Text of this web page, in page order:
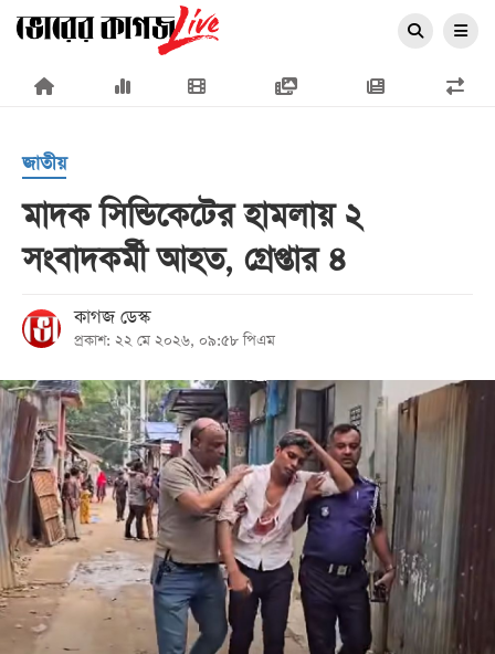
×
প্রচ্ছদ
জাতীয়
রাজনীতি
অর্থনীতি
আন্তর্জাতিক
সারাদেশ
খেলা
বিনোদন
লাইফ
স্টাইল
জাতীয়
মাদক সিন্ডিকেটের হামলায় ২
সংবাদকর্মী আহত, গ্রেপ্তার ৪
কাগজ ডেস্ক
প্রকাশ: ২২ মে ২০২৬, ০৯:৫৮ পিএম